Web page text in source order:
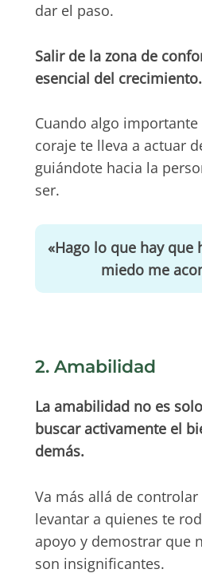
dar el paso.
Salir de la zona de
esencial del crecimiento.
Cuando algo importante
coraje te lleva a actuar
guiándote hacia la
ser.
«Hago lo que hay que
miedo me
2. Amabilidad
La amabilidad no es
buscar activamente el
demás.
Va más allá de
levantar a quienes te
apoyo y demostrar que
son insignificantes.